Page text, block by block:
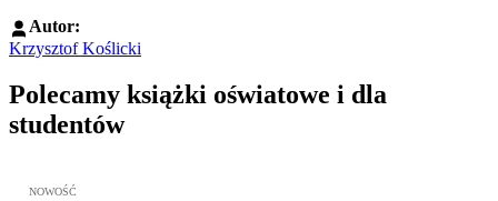
Autor:
Krzysztof Koślicki
Polecamy książki oświatowe i dla
studentów
Przejdź do: Wykładowcy doskonali. Podręcznik nauczycieli
NOWOŚĆ